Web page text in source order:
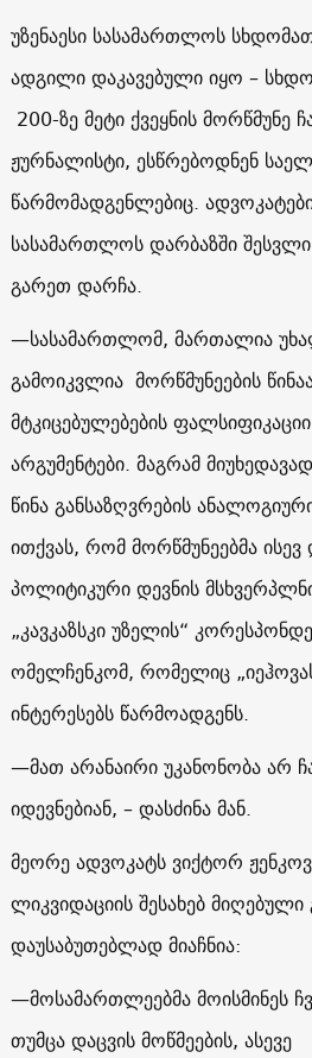
უზენაესი სასამართლოს
ადგილი დაკავებული იყო –
200-ზე მეტი ქვეყნის მორწმუნე
ჟურნალისტი, ესწრებოდნენ
წარმომადგენლებიც.
სასამართლოს დარბაზში
გარეთ დარჩა.
—სასამართლომ, მართალია
გამოიკვლია მორწმუნეების
მტკიცებულებების
არგუმენტები. მაგრამ
წინა განსაზღვრების
ითქვას, რომ მორწმუნეებმა
პოლიტიკური დევნის
„კავკაზსკი უზელის“
ომელჩენკომ, რომელიც
ინტერესებს წარმოადგენს.
—მათ არანაირი უკანონობა არ
იდევნებიან, – დასძინა მან.
მეორე ადვოკატს ვიქტორ
ლიკვიდაციის შესახებ
დაუსაბუთებლად მიაჩნია:
—მოსამართლეებმა მოისმინეს
თუმცა დაცვის მოწმეების, ასევე